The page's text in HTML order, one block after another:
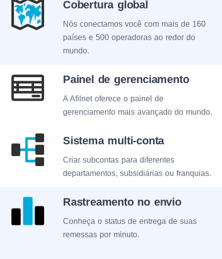
Cobertura global
Nós conectamos você com mais de 160
países e 500 operadoras ao redor do
mundo.
Painel de gerenciamento
A Afilnet oferece o painel de
gerenciamento mais avançado do mundo.
Sistema multi-conta
Criar subcontas para diferentes
departamentos, subsidiárias ou franquias.
Rastreamento no envio
Conheça o status de entrega de suas
remessas por minuto.